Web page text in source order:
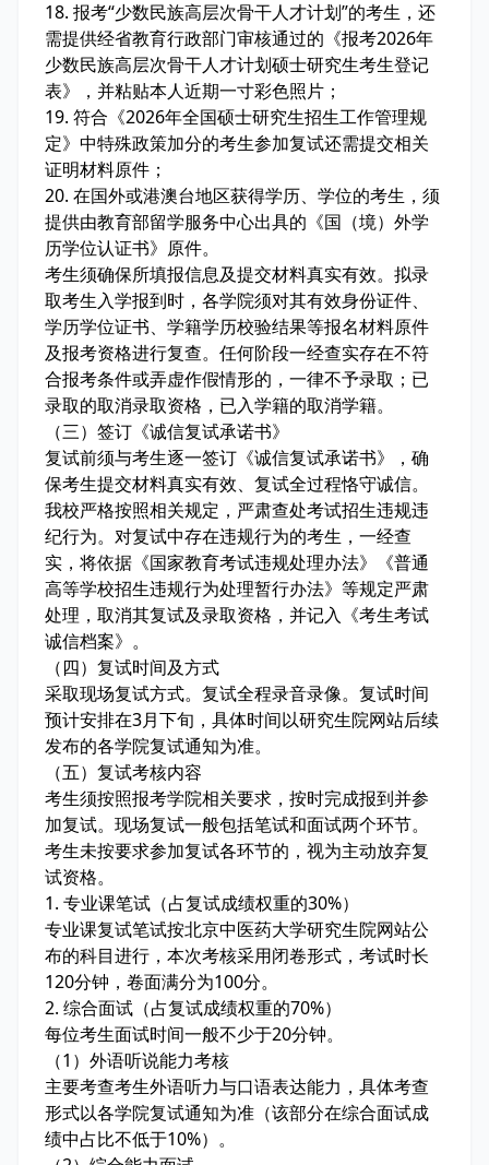
18. 报考“少数民族高层次骨干人才计划”的考生，还
需提供经省教育行政部门审核通过的《报考2026年
少数民族高层次骨干人才计划硕士研究生考生登记
表》，并粘贴本人近期一寸彩色照片；
19. 符合《2026年全国硕士研究生招生工作管理规
定》中特殊政策加分的考生参加复试还需提交相关
证明材料原件；
20. 在国外或港澳台地区获得学历、学位的考生，须
提供由教育部留学服务中心出具的《国（境）外学
历学位认证书》原件。
考生须确保所填报信息及提交材料真实有效。拟录
取考生入学报到时，各学院须对其有效身份证件、
学历学位证书、学籍学历校验结果等报名材料原件
及报考资格进行复查。任何阶段一经查实存在不符
合报考条件或弄虚作假情形的，一律不予录取；已
录取的取消录取资格，已入学籍的取消学籍。
（三）签订《诚信复试承诺书》
复试前须与考生逐一签订《诚信复试承诺书》，确
保考生提交材料真实有效、复试全过程恪守诚信。
我校严格按照相关规定，严肃查处考试招生违规违
纪行为。对复试中存在违规行为的考生，一经查
实，将依据《国家教育考试违规处理办法》《普通
高等学校招生违规行为处理暂行办法》等规定严肃
处理，取消其复试及录取资格，并记入《考生考试
诚信档案》。
（四）复试时间及方式
采取现场复试方式。复试全程录音录像。复试时间
预计安排在3月下旬，具体时间以研究生院网站后续
发布的各学院复试通知为准。
（五）复试考核内容
考生须按照报考学院相关要求，按时完成报到并参
加复试。现场复试一般包括笔试和面试两个环节。
考生未按要求参加复试各环节的，视为主动放弃复
试资格。
1. 专业课笔试（占复试成绩权重的30%）
专业课复试笔试按北京中医药大学研究生院网站公
布的科目进行，本次考核采用闭卷形式，考试时长
120分钟，卷面满分为100分。
2. 综合面试（占复试成绩权重的70%）
每位考生面试时间一般不少于20分钟。
（1）外语听说能力考核
主要考查考生外语听力与口语表达能力，具体考查
形式以各学院复试通知为准（该部分在综合面试成
绩中占比不低于10%）。